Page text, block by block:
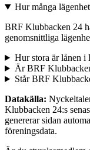
Hur många
BRF Klubbacken 24
genomsnittliga
Hur stora är lånen
Är BRF
Står BRF
Datakälla:
Klubbacken 24:s
genererar sidan
föreningsdata.